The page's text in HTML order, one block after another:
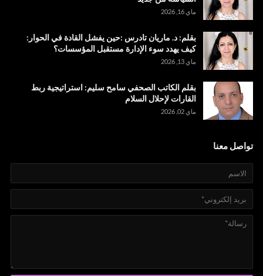
ماي 16, 2026
بقلم: د. ماريان تادرس :حين يفشل القادة في الحوار:
كيف يهدد سوء الإدارة مستقبل المؤسسات؟
ماي 13, 2026
بقلم الكاتب الصحفي سامح سليم: استراتيجية ربط
القارات لإحلال السلام
ماي 02, 2026
تواصل معنا